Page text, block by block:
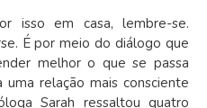
isso em casa, lembre-se.
. É por meio do diálogo que
melhor o que se passa
uma relação mais consciente
Sarah ressaltou quatro